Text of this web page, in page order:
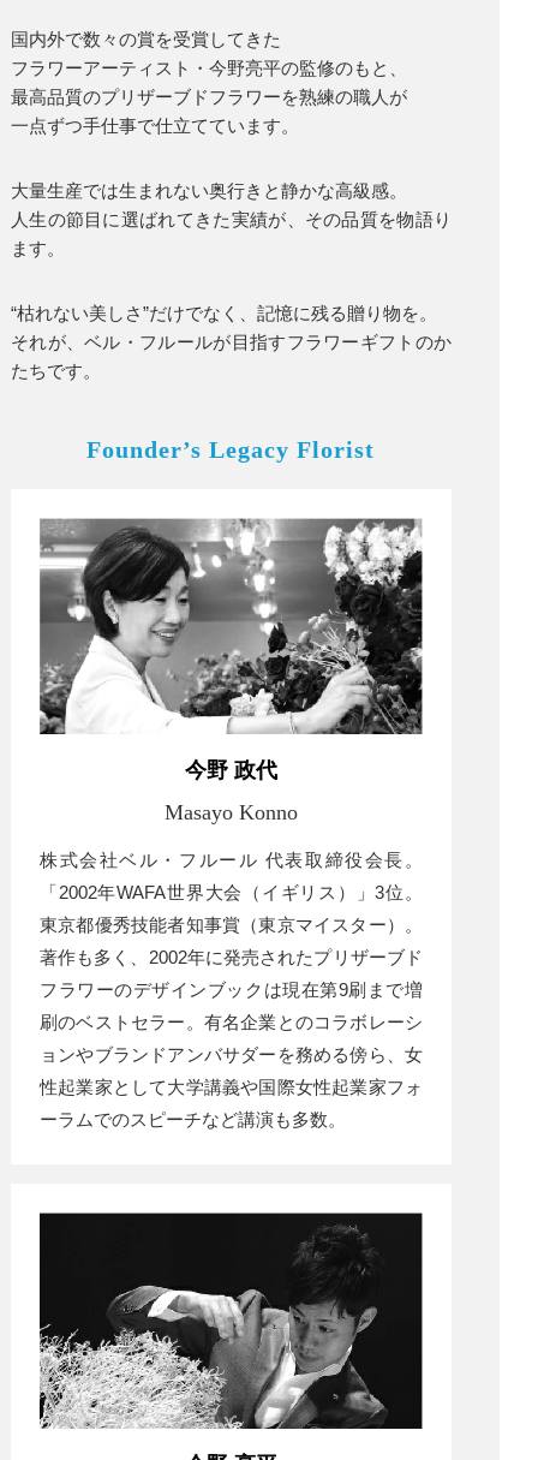
国内外で数々の賞を受賞してきた
フラワーアーティスト・今野亮平の監修のもと、
最高品質のプリザーブドフラワーを熟練の職人が
一点ずつ手仕事で仕立てています。
大量生産では生まれない奥行きと静かな高級感。
人生の節目に選ばれてきた実績が、その品質を物語り
ます。
“枯れない美しさ”だけでなく、記憶に残る贈り物を。
それが、ベル・フルールが目指すフラワーギフトのか
たちです。
Founder’s Legacy Florist
今野 政代
Masayo Konno
株式会社ベル・フルール 代表取締役会長。
「2002年WAFA世界大会（イギリス）」3位。
東京都優秀技能者知事賞（東京マイスター）。
著作も多く、2002年に発売されたプリザーブド
フラワーのデザインブックは現在第9刷まで増
刷のベストセラー。有名企業とのコラボレーシ
ョンやブランドアンバサダーを務める傍ら、女
性起業家として大学講義や国際女性起業家フォ
ーラムでのスピーチなど講演も多数。